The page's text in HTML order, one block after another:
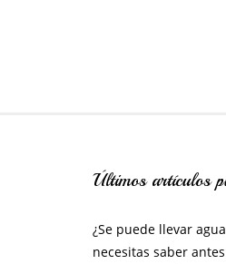
Últimos artículos
¿Se puede llevar
necesitas saber